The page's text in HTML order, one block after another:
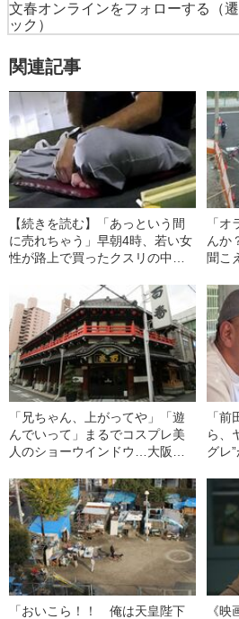
文春オンラインをフォローする
（
ック）
関連記事
【続きを読む】「あっという間
に売れちゃう」早朝4時、若い女
性が路上で買ったクスリの中身
撃した“取引現場”
「
んか
聞こ
「兄ちゃん、上がってや」「遊
んでいって」まるでコスプレ美
人のショーウインドウ…大阪市
がある？
「
ら、
グレ
件”
「おいこら！！ 俺は天皇陛下
《